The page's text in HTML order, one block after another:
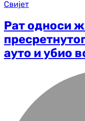
Свијет
Рат односи
ауто и убио